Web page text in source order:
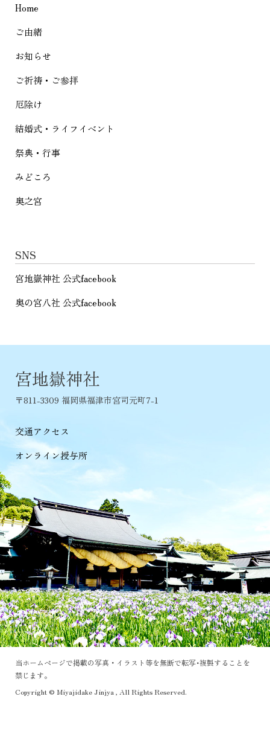
ー
シ
ョ
ン
Home
ご由緒
お知らせ
ご祈祷・ご参拝
厄除け
結婚式・ライフイベント
祭典・行事
みどころ
奥之宮
SNS
宮地嶽神社 公式facebook
奥の宮八社 公式facebook
宮地嶽神社
〒811-3309 福岡県福津市宮司元町7-1
交通アクセス
オンライン授与所
当ホームページで掲載の写真・イラスト等を無断で転写･複製することを
禁じます。
Copyright © Miyajidake Jinjya , All Rights Reserved.